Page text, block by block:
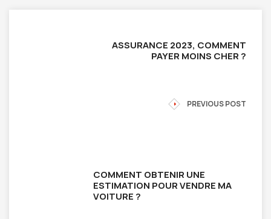
ASSURANCE 2023, COMMENT
PAYER MOINS CHER ?
PREVIOUS POST
COMMENT OBTENIR UNE
ESTIMATION POUR VENDRE MA
VOITURE ?